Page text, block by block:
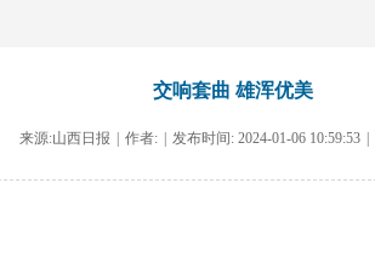
交响套曲 雄浑优美
来源:山西日报 | 作者: | 发布时间: 2024-01-06 10:59:53 |